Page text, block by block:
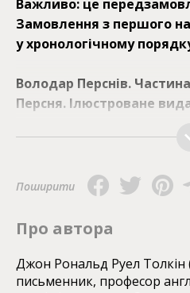
Важливо: це
Замовлення з першого
у хронологічному
Володар Перснів.
Персня. Ілюстроване
Володар Перснів.
Володар Перснів.
короля. Ілюстроване
Величний твір Дж. P. P.
романтику і наукову
Поширити
Про автора
Джон Рональд Руел Толкін
письменник, професор